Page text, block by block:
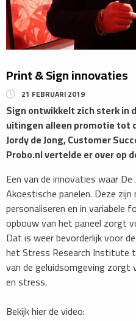
Print & Sign innovaties
21 FEBRUARI 2019
Sign ontwikkelt zich sterk in
uitingen alleen promotie tot
Jordy de Jong, Customer
Probo.nl vertelde er over op
Een van de innovaties waar
Akoestische panelen. Deze
personaliseren en in variabele
opbouw van het paneel zorgt
Dat is weer bevorderlijk voor
het Stress Research Institute
van de geluidsomgeving
en stress.
Bekijk hier de video: